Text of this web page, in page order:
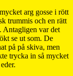
arg gosse i rött
trummis och en rätt
Antagligen var det
se ut som. De
på på skiva, men
trycka in så mycket